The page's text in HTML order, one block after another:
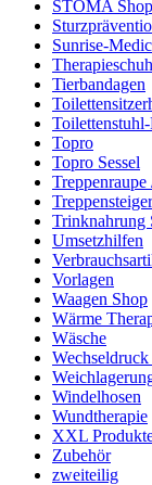
STOMA Shop
Sunrise-
Tierbandagen
Topro
Topro Sessel
Treppenraupe
Treppensteiger
Trinknahrung
Umsetzhilfen
Vorlagen
Waagen Shop
Wärme
Wäsche
Windelhosen
Wundtherapie
XXL
Zubehör
zweiteilig